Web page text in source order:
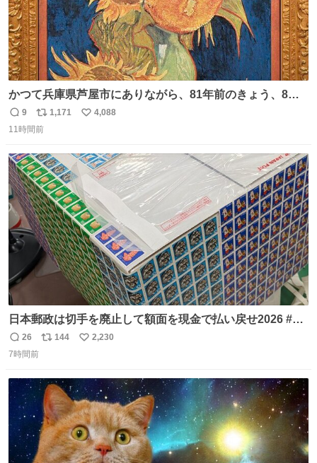
かつて兵庫県芦屋市にありながら、81年前のきょう、8月6
日の阪神大空襲の折に残念ながら焼失した、 #ゴッホ の幻
の「 #ヒマワリ 」。 当館は、東京都にある武者小路実篤記
り陶板で原寸大に再現し、2014年より展示しています。 #
大塚国際美術館
返
信
9
リ
ポ
ト
数
1,171
い
数
4,088
11時間前
日本郵政は切手を廃止して額面を現金で払い戻せ2026 #日
本郵政 @JapanPostHD_PR
返
信
26
リ
ト
数
144
い
数
2,230
7時間前